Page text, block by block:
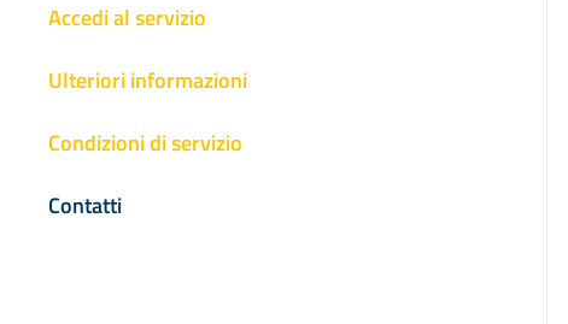
Accedi al servizio
Ulteriori informazioni
Condizioni di servizio
Contatti